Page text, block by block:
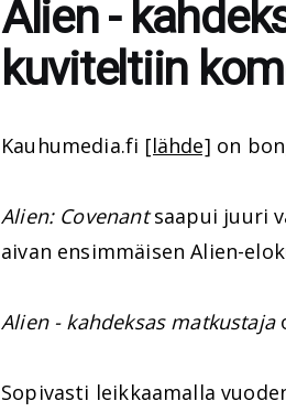
Alien -
kuviteltiin
Kauhumedia.fi [lähde] on
Alien: Covenantsaapui juuri
aivan ensimmäisen Alien-
Alien - kahdeksas matkustaja
Sopivasti leikkaamalla